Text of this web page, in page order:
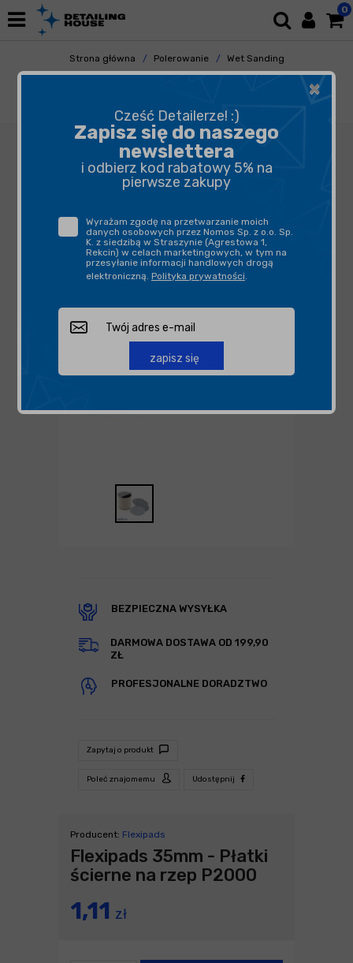
0
Strona główna Polerowanie
Wet Sanding
Papiery
BEZPIECZNA WYSYŁKA
DARMOWA DOSTAWA OD 199,90
ZŁ
PROFESJONALNE DORADZTWO
Zapytaj o produkt
Poleć znajomemu Udostępnij
Producent: Flexipads
Flexipads 35mm - Płatki
ścierne na rzep P2000
1,11 zł
×
Cześć Detailerze! :)
Zapisz się do naszego
newslettera
i odbierz kod rabatowy 5% na
pierwsze zakupy
Wyrażam zgodę na przetwarzanie moich
danych osobowych przez Nomos Sp. z o.o. Sp.
K. z siedzibą w Straszynie (Agrestowa 1,
Rekcin) w celach marketingowych, w tym na
przesyłanie informacji handlowych drogą
elektroniczną. Polityka prywatności.
zapisz się